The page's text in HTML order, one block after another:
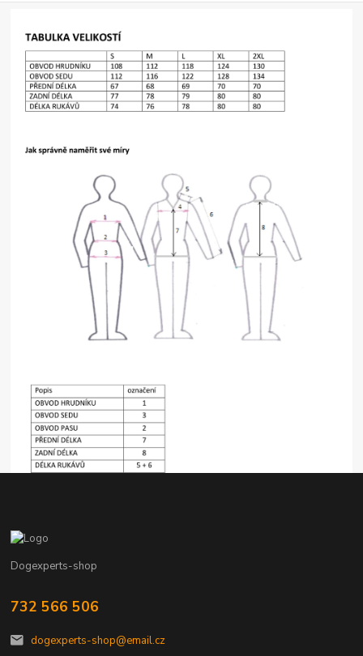
Dogexperts-shop
732 566 506
dogexperts-shop@email.cz